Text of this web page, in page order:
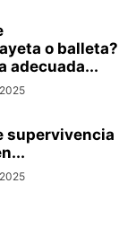
o balleta?
adecuada...
supervivencia